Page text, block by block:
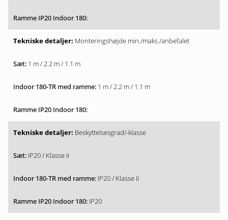
Monteringshøjde min./maks./anbefalet
1 m / 2.2 m / 1.1 m
1 m / 2.2 m / 1.1 m
Beskyttelsesgrad/-klasse
IP20 / Klasse II
IP20 / Klasse II
IP20